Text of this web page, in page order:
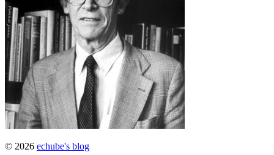
© 2026 echube's blog